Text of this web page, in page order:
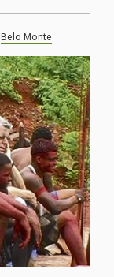
Belo Monte